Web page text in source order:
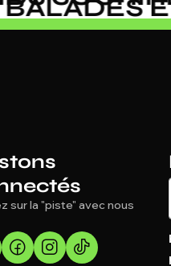
sur la "piste" avec nous